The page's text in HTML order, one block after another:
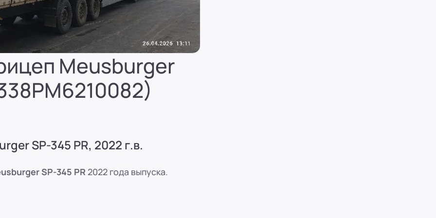
520)
153)
320)
129)
240)
Meusburger
SP-345 PR, 2022 г.в.
SP-345 PR 2022 года выпуска.